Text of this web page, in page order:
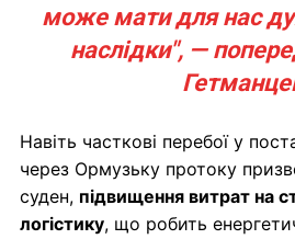
може мати для нас
наслідки", —
Навіть часткові перебої у
через Ормузьку протоку
суден, підвищення витрат на
логістику, що робить